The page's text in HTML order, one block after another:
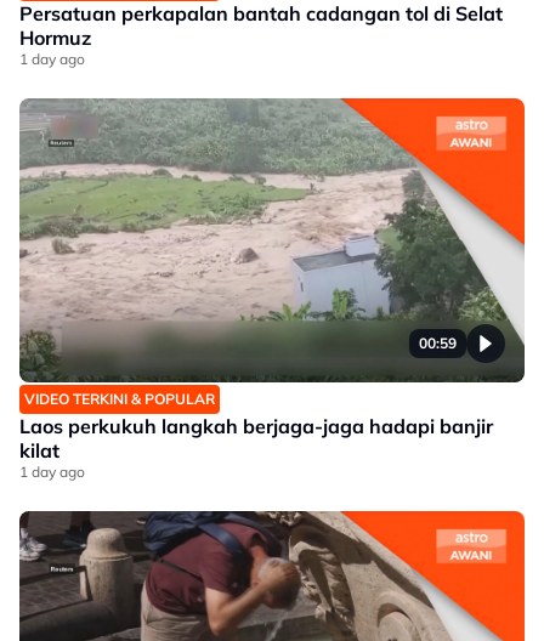
Persatuan perkapalan bantah cadangan tol di Selat
Hormuz
1 day ago
00:59
VIDEO TERKINI & POPULAR
Laos perkukuh langkah berjaga-jaga hadapi banjir
kilat
1 day ago